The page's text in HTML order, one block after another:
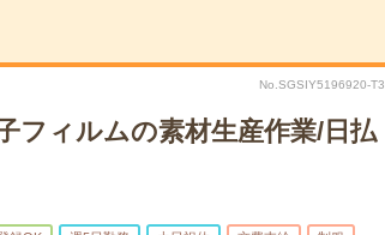
No.SGSIY5196920-T3
フィルムの素材生産作業/日払